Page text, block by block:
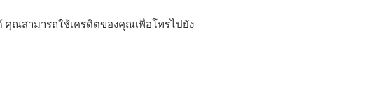
คุณสามารถใช้เครดิตของคุณเพื่อโทรไปยัง